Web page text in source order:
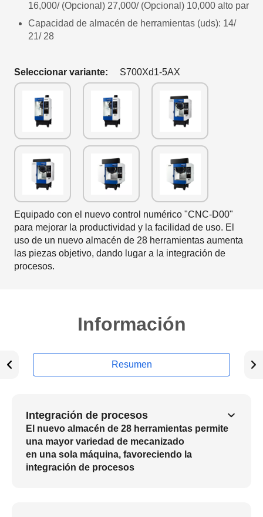
16,000/ (Opcional) 27,000/ (Opcional) 10,000 alto par
Capacidad de almacén de herramientas (uds): 14/
21/ 28
Seleccionar variante: S700Xd1-5AX
Equipado con el nuevo control numérico "CNC-D00"
para mejorar la productividad y la facilidad de uso. El
uso de un nuevo almacén de 28 herramientas aumenta
las piezas objetivo, dando lugar a la integración de
procesos.
Información
Resumen
Integración de procesos
El nuevo almacén de 28 herramientas permite
una mayor variedad de mecanizado
en una sola máquina, favoreciendo la
integración de procesos